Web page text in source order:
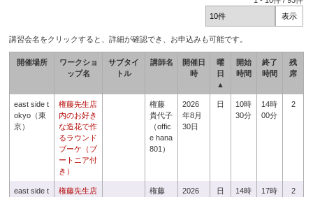
講習会名をクリックすると、詳細が確認でき、お申込みも可能です。
開催場所
ワークショ
ップ名
サブタイ
トル
講師名
開催日
時
曜
日
▲
開始
時間
終了
時間
残
席
east side t
okyo（東
京）
権藤先生店
内のお好き
な造花で作
るラウンド
ブーケ（ブ
ートニア付
き）
権藤
貴代子
（offic
e hana
801）
2026
年8月
30日
日
10時
30分
14時
00分
2
east side t
権藤先生店
権藤
2026
日
14時
17時
2